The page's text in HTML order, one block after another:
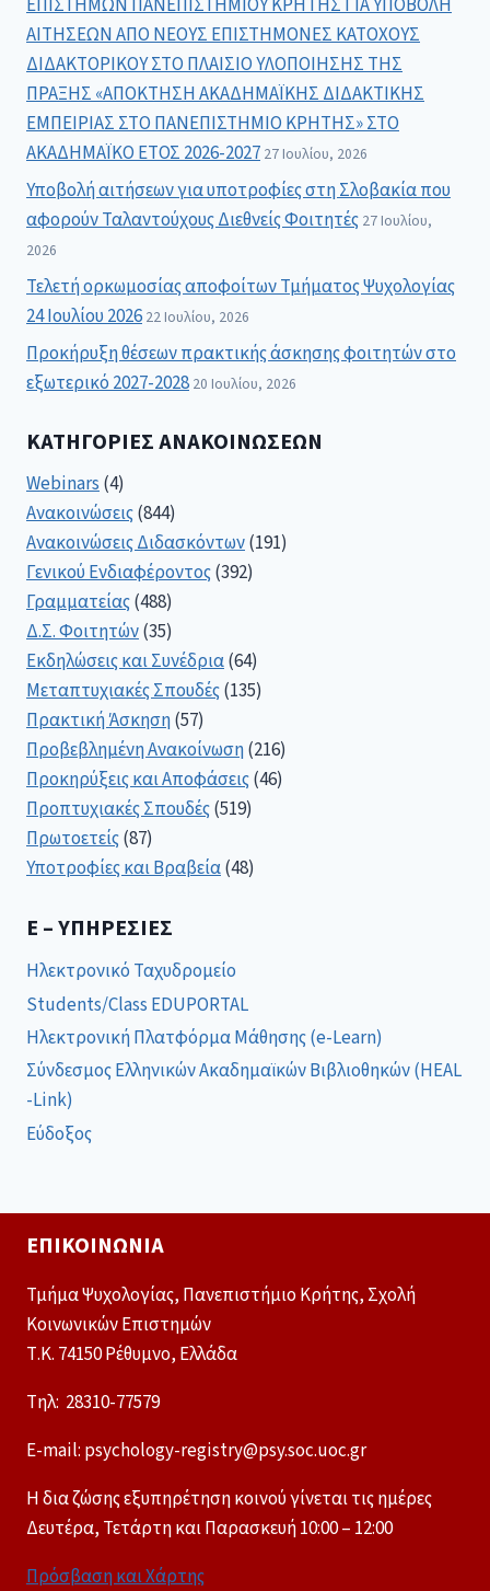
ΕΠΙΣΤΗΜΩΝ ΠΑΝΕΠΙΣΤΗΜΙΟΥ ΚΡΗΤΗΣ ΓΙΑ ΥΠΟΒΟΛΗ
ΑΙΤΗΣΕΩΝ ΑΠΟ ΝΕΟΥΣ ΕΠΙΣΤΗΜΟΝΕΣ ΚΑΤΟΧΟΥΣ
ΔΙΔΑΚΤΟΡΙΚΟΥ ΣΤΟ ΠΛΑΙΣΙΟ ΥΛΟΠΟΙΗΣΗΣ ΤΗΣ
ΠΡΑΞΗΣ «ΑΠΟΚΤΗΣΗ ΑΚΑΔΗΜΑΪΚΗΣ ΔΙΔΑΚΤΙΚΗΣ
ΕΜΠΕΙΡΙΑΣ ΣΤΟ ΠΑΝΕΠΙΣΤΗΜΙΟ ΚΡΗΤΗΣ» ΣΤΟ
ΑΚΑΔΗΜΑΪΚΟ ΕΤΟΣ 2026-2027 27 Ιουλίου, 2026
Υποβολή αιτήσεων για υποτροφίες στη Σλοβακία που
αφορούν Ταλαντούχους Διεθνείς Φοιτητές 27 Ιουλίου,
2026
Τελετή ορκωμοσίας αποφοίτων Τμήματος Ψυχολογίας
24 Ιουλίου 2026 22 Ιουλίου, 2026
Προκήρυξη θέσεων πρακτικής άσκησης φοιτητών στο
εξωτερικό 2027-2028 20 Ιουλίου, 2026
ΚΑΤΗΓΟΡΊΕΣ ΑΝΑΚΟΙΝΏΣΕΩΝ
Webinars(4)
Ανακοινώσεις(844)
Ανακοινώσεις Διδασκόντων(191)
Γενικού Ενδιαφέροντος(392)
Γραμματείας(488)
Δ.Σ. Φοιτητών(35)
Εκδηλώσεις και Συνέδρια(64)
Μεταπτυχιακές Σπουδές(135)
Πρακτική Άσκηση(57)
Προβεβλημένη Ανακοίνωση(216)
Προκηρύξεις και Αποφάσεις(46)
Προπτυχιακές Σπουδές(519)
Πρωτοετείς(87)
Υποτροφίες και Βραβεία(48)
E – ΥΠΗΡΕΣΊΕΣ
Ηλεκτρονικό Ταχυδρομείο
Students/Class EDUPORTAL
Ηλεκτρονική Πλατφόρμα Μάθησης (e-Learn)
Σύνδεσμος Ελληνικών Ακαδημαϊκών Βιβλιοθηκών (HEAL
-Link)
Εύδοξος
ΕΠΙΚΟΙΝΩΝΊΑ
Τμήμα Ψυχολογίας, Πανεπιστήμιο Κρήτης, Σχολή
Κοινωνικών Επιστημών
Τ.Κ. 74150 Ρέθυμνο, Ελλάδα
Tηλ: 28310-77579
E-mail: psychology-registry@psy.soc.uoc.gr
Η δια ζώσης εξυπηρέτηση κοινού γίνεται τις ημέρες
Δευτέρα, Τετάρτη και Παρασκευή 10:00 – 12:00
Πρόσβαση και Χάρτης